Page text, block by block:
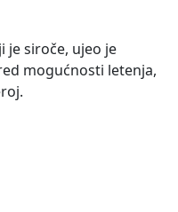
je siroče, ujeo je
mogućnosti letenja,